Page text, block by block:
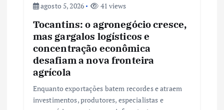
agosto 5, 2026
41 views
Tocantins: o agronegócio cresce,
mas gargalos logísticos e
concentração econômica
desafiam a nova fronteira
agrícola
Enquanto exportações batem recordes e atraem
investimentos, produtores, especialistas e